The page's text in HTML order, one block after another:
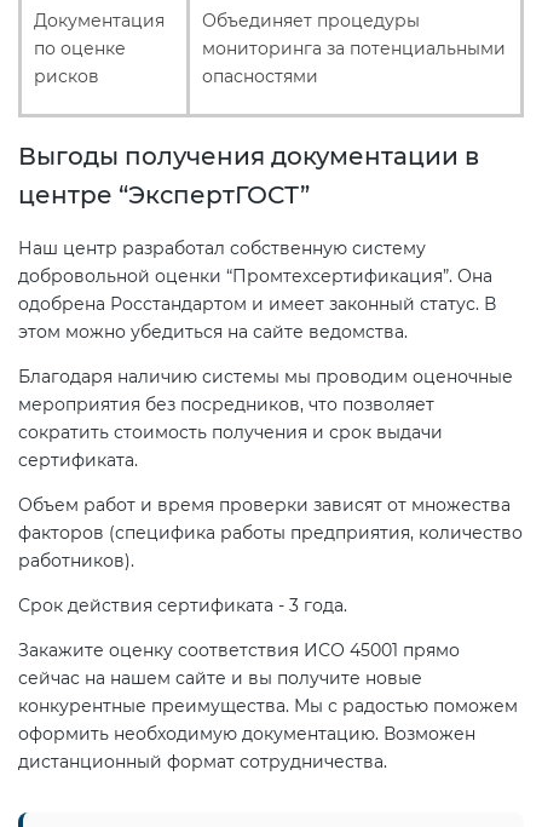
Документация
по оценке
рисков
Объединяет процедуры
мониторинга за потенциальными
опасностями
Выгоды получения документации в
центре “ЭкспертГОСТ”
Наш центр разработал собственную систему
добровольной оценки “Промтехсертификация”. Она
одобрена Росстандартом и имеет законный статус. В
этом можно убедиться на сайте ведомства.
Благодаря наличию системы мы проводим оценочные
мероприятия без посредников, что позволяет
сократить стоимость получения и срок выдачи
сертификата.
Объем работ и время проверки зависят от множества
факторов (специфика работы предприятия, количество
работников).
Срок действия сертификата - 3 года.
Закажите оценку соответствия ИСО 45001 прямо
сейчас на нашем сайте и вы получите новые
конкурентные преимущества. Мы с радостью поможем
оформить необходимую документацию. Возможен
дистанционный формат сотрудничества.